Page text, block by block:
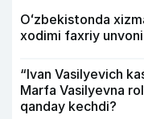
Oʻzbekistonda
xodimi faxriy
“Ivan Vasilyevich
Marfa Vasilyevna
qanday kechdi?